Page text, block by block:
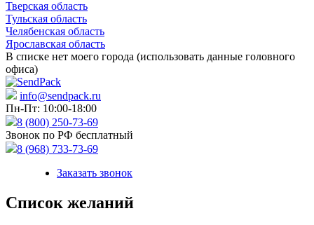
Тверская область
Тульская область
Челябенская область
Ярославская область
В списке нет моего города (использовать данные головного
офиса)
info@sendpack.ru
Пн-Пт: 10:00-18:00
8 (800) 250-73-69
Звонок по РФ бесплатный
8 (968) 733-73-69
Заказать звонок
Список желаний